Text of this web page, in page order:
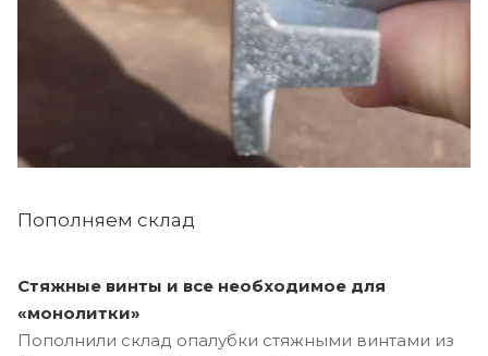
Пополняем склад
Стяжные винты и все необходимое для
«монолитки»
Пополнили склад опалубки стяжными винтами из